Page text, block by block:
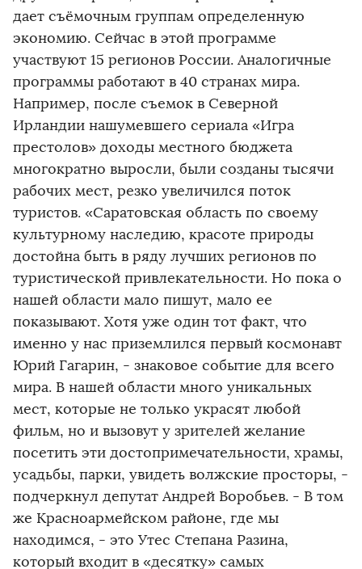
дает съёмочным группам определенную
экономию. Сейчас в этой программе
участвуют 15 регионов России. Аналогичные
программы работают в 40 странах мира.
Например, после съемок в Северной
Ирландии нашумевшего сериала «Игра
престолов» доходы местного бюджета
многократно выросли, были созданы тысячи
рабочих мест, резко увеличился поток
туристов. «Саратовская область по своему
культурному наследию, красоте природы
достойна быть в ряду лучших регионов по
туристической привлекательности. Но пока о
нашей области мало пишут, мало ее
показывают. Хотя уже один тот факт, что
именно у нас приземлился первый космонавт
Юрий Гагарин, - знаковое событие для всего
мира. В нашей области много уникальных
мест, которые не только украсят любой
фильм, но и вызовут у зрителей желание
посетить эти достопримечательности, храмы,
усадьбы, парки, увидеть волжские просторы, -
подчеркнул депутат Андрей Воробьев. - В том
же Красноармейском районе, где мы
находимся, - это Утес Степана Разина,
который входит в «десятку» самых